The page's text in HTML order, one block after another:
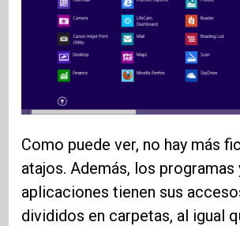
Como puede ver, no hay más
atajos. Además, los programas
aplicaciones tienen sus
divididos en carpetas, al igual